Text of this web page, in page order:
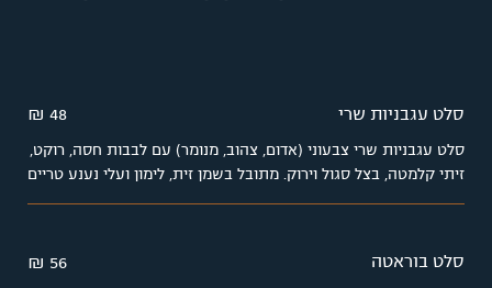
סלט עגבניות שרי 48 ₪
סלט עגבניות שרי צבעוני (אדום, צהוב, מנומר) עם לבבות חסה, רוקט,
זיתי קלמטה, בצל סגול וירוק. מתובל בשמן זית, לימון ועלי נענע טריים
סלט בוראטה 56 ₪